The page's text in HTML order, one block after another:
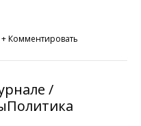
+ Комментировать
/